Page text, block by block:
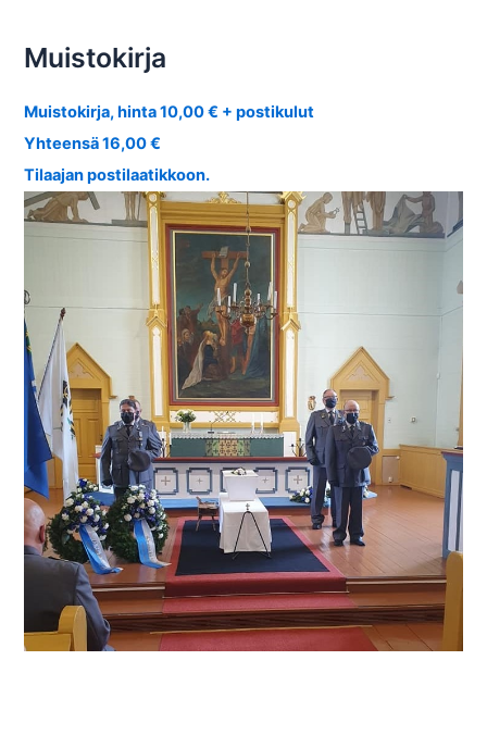
Muistokirja
Muistokirja, hinta 10,00 € + postikulut
Yhteensä 16,00 €
Tilaajan postilaatikkoon.